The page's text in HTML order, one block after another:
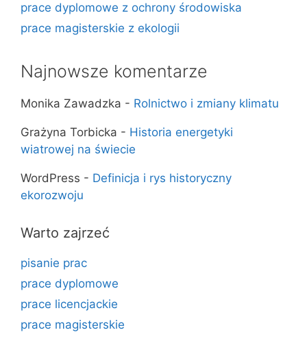
prace dyplomowe z ochrony środowiska
prace magisterskie z ekologii
Najnowsze komentarze
Monika Zawadzka - Rolnictwo i zmiany klimatu
Grażyna Torbicka - Historia energetyki
wiatrowej na świecie
WordPress - Definicja i rys historyczny
ekorozwoju
Warto zajrzeć
pisanie prac
prace dyplomowe
prace licencjackie
prace magisterskie